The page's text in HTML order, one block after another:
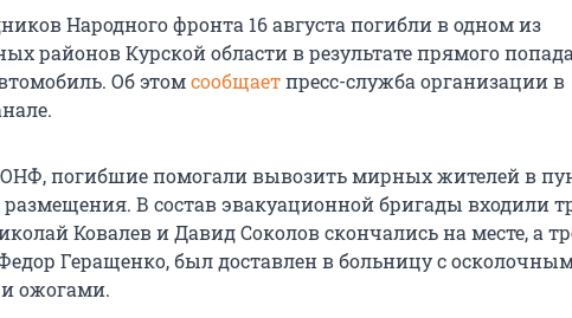
Народного фронта 16 августа погибли в одном из
районов Курской области в результате прямого
Об этомсообщаетпресс-служба организации в
погибшие помогали вывозить мирных жителей в
В состав эвакуационной бригады входили
Ковалев и Давид Соколов скончались на месте, а
Геращенко, был доставлен в больницу с
ожогами.